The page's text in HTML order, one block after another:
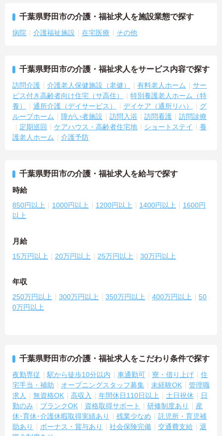
千葉県野田市の介護・福祉求人を施設業態で探す
病院 介護福祉施設 在宅医療 その他
千葉県野田市の介護・福祉求人をサービス内容で探す
訪問介護 介護老人保健施設（老健） 有料老人ホーム
サー
ビス付き高齢者向け住宅（サ高住）
特別養護老人ホーム（特
養）
通所介護（デイサービス） デイケア（通所リハ）
グ
ループホーム
障がい者施設 訪問入浴 訪問看護
訪問診療
定期巡回
ケアハウス・高齢者住宅地 ショートステイ
養
護老人ホーム
介護予防
千葉県野田市の介護・福祉求人を給与で探す
時給
850円以上 1000円以上 1200円以上 1400円以上
1600円
以上
月給
15万円以上 20万円以上 25万円以上 30万円以上
年収
250万円以上 300万円以上 350万円以上 400万円以上
50
0万円以上
千葉県野田市の介護・福祉求人をこだわり条件で探す
夜勤専従 駅から徒歩10分以内 車通勤可 寮・借り上げ
住
宅手当・補助
オープニングスタッフ募集 未経験OK
管理職
求人
無資格OK 高収入 年間休日110日以上 土日祝休
日
勤のみ
ブランクOK 資格取得サポート 研修制度あり
産
休･育休･介護休暇取得実績あり
残業少なめ
託児所・育児補
助あり
ボーナス・賞与あり 社会保険完備 交通費支給
退